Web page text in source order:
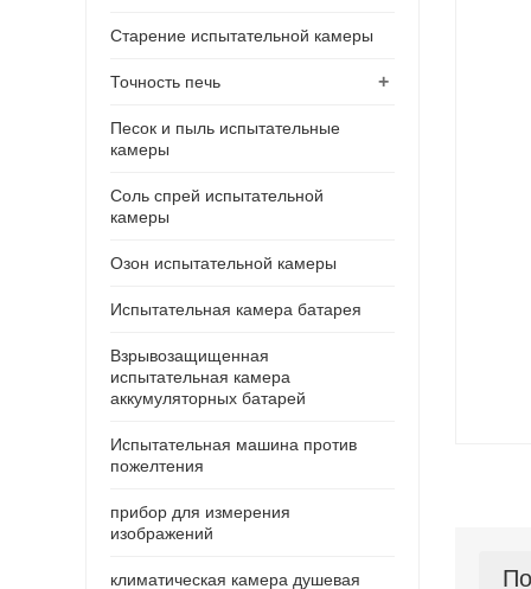
Старение испытательной камеры
+
Точность печь
Песок и пыль испытательные
камеры
Соль спрей испытательной
камеры
Озон испытательной камеры
Испытательная камера батарея
Взрывозащищенная
испытательная камера
аккумуляторных батарей
Испытательная машина против
пожелтения
прибор для измерения
изображений
климатическая камера душевая